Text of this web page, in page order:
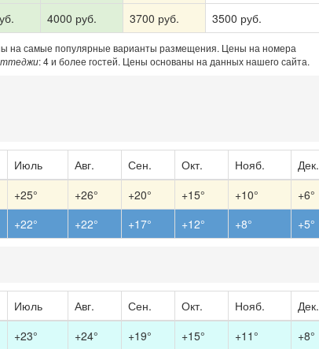
4000 руб. 3700 руб. 3500 руб.
на самые популярные варианты размещения. Цены на номера
: 4 и более гостей. Цены основаны на данных нашего сайта.
Июль Авг. Сен. Окт. Нояб.
Дек.
+25° +26° +20° +15° +10°
+6°
+22° +22° +17° +12° +8° +5°
Июль Авг. Сен. Окт. Нояб.
Дек.
+23° +24° +19° +15° +11° +8°